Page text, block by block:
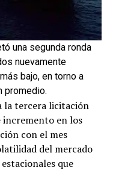
una segunda ronda
nuevamente
bajo, en torno a
promedio.
la tercera licitación
incremento en los
con el mes
del mercado
que